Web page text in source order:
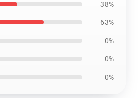
38%
63%
0%
0%
0%